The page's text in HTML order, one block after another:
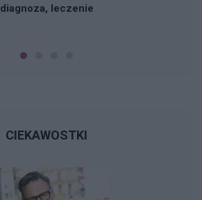
diagnoza, leczenie
CIEKAWOSTKI